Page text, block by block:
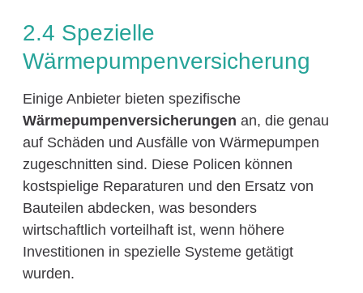
2.4 Spezielle
Wärmepumpenversicherung
Einige Anbieter bieten spezifische
Wärmepumpenversicherungen an, die genau
auf Schäden und Ausfälle von Wärmepumpen
zugeschnitten sind. Diese Policen können
kostspielige Reparaturen und den Ersatz von
Bauteilen abdecken, was besonders
wirtschaftlich vorteilhaft ist, wenn höhere
Investitionen in spezielle Systeme getätigt
wurden.